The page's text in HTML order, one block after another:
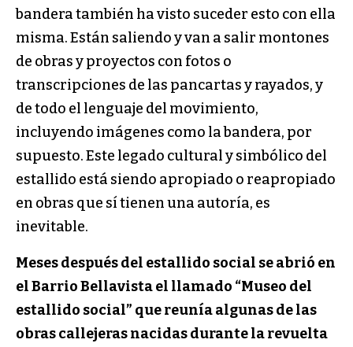
bandera también ha visto suceder esto con ella
misma. Están saliendo y van a salir montones
de obras y proyectos con fotos o
transcripciones de las pancartas y rayados, y
de todo el lenguaje del movimiento,
incluyendo imágenes como la bandera, por
supuesto. Este legado cultural y simbólico del
estallido está siendo apropiado o reapropiado
en obras que sí tienen una autoría, es
inevitable.
Meses después del estallido social se abrió en
el Barrio Bellavista el llamado “Museo del
estallido social” que reunía algunas de las
obras callejeras nacidas durante la revuelta